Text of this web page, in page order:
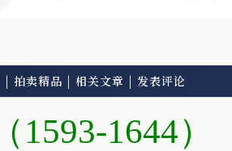
| 拍卖精品 | 相关文章 | 发表评论
（1593-1644）